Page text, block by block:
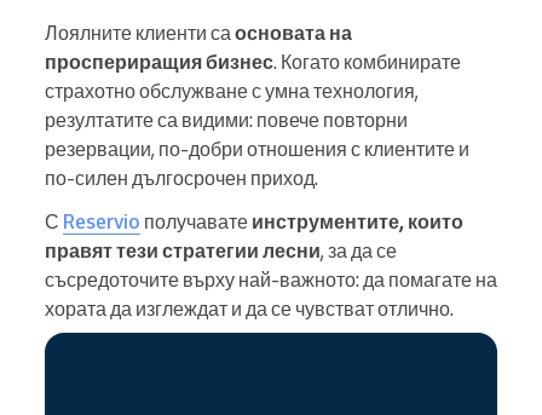
Лоялните клиенти са основата на
проспериращия бизнес. Когато комбинирате
страхотно обслужване с умна технология,
резултатите са видими: повече повторни
резервации, по-добри отношения с клиентите и
по-силен дългосрочен приход.
С Reservio получавате инструментите, които
правят тези стратегии лесни, за да се
съсредоточите върху най-важното: да помагате на
хората да изглеждат и да се чувстват отлично.